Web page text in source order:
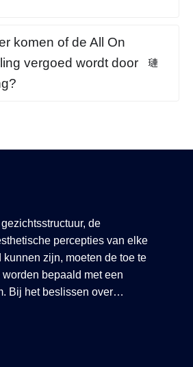
komen of de All On
vergoed wordt door
de
percepties van elke
zijn, moeten de toe te
bepaald met een
Bij het beslissen over…